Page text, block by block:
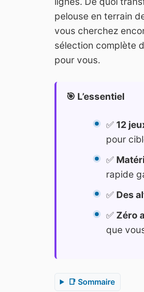
pelouse en terrain
vous cherchez
sélection complète
pour vous.
🎯 L’essentiel
✅ 12
pour
✅
rapide
✅ Des
✅ Zéro
que
📑 Sommaire